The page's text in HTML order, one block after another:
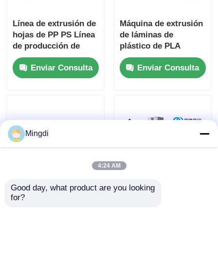
Línea de extrusión de
hojas de PP PS Línea
de producción de
hojas de plástico ABS
HIPS 350-1500 kg/h
Enviar Consulta
Máquina de extrusión
de láminas de
plástico de PLA
Automático 0.15mm-
2.0mm Control PLC
de espesor
Enviar Consulta
Máquina para fabricar
Línea de extrusión de
Mingdi
4:24 AM
Good day, what product are you looking
for?